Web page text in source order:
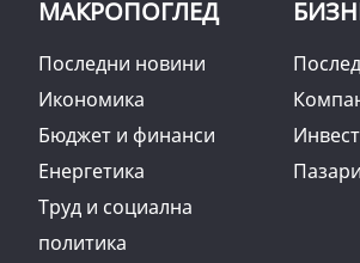
МАКРОПОГЛЕД
Последни новини
Икономика
Бюджет и финанси
Енергетика
Труд и социална
политика
Пазари